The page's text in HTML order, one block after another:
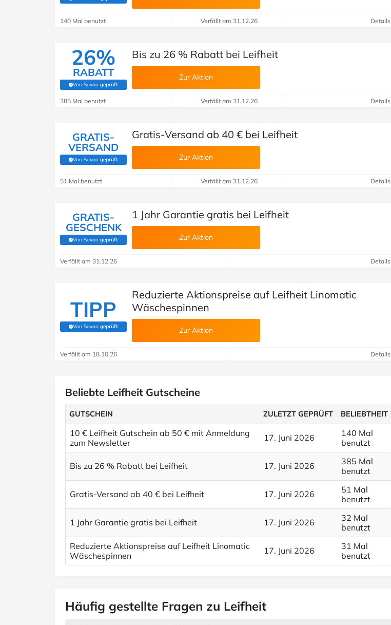
140 Mal benutzt Verfällt am 31.12.26 Details
26%
RABATT
Von Savoo geprüft
(Von Savoo geprüft)
Bis zu 26 % Rabatt bei Leifheit
Zur Aktion
385 Mal benutzt Verfällt am 31.12.26 Details
GRATIS-
VERSAND
Von Savoo geprüft
(Von Savoo geprüft)
Gratis-Versand ab 40 € bei Leifheit
Zur Aktion
51 Mal benutzt Verfällt am 31.12.26 Details
GRATIS-
GESCHENK
Von Savoo geprüft
(Von Savoo geprüft)
1 Jahr Garantie gratis bei Leifheit
Zur Aktion
Verfällt am 31.12.26 Details
TIPP
Von Savoo geprüft
(Von Savoo geprüft)
Reduzierte Aktionspreise auf Leifheit Linomatic
Wäschespinnen
Zur Aktion
Verfällt am 18.10.26 Details
Beliebte Leifheit Gutscheine
GUTSCHEIN ZULETZT GEPRÜFT BELIEBTHEIT
10 € Leifheit Gutschein ab 50 € mit Anmeldung
zum Newsletter
17. Juni 2026
140 Mal
benutzt
Bis zu 26 % Rabatt bei Leifheit 17. Juni 2026
385 Mal
benutzt
Gratis-Versand ab 40 € bei Leifheit 17. Juni 2026
51 Mal
benutzt
1 Jahr Garantie gratis bei Leifheit 17. Juni 2026
32 Mal
benutzt
Reduzierte Aktionspreise auf Leifheit Linomatic
Wäschespinnen
17. Juni 2026
31 Mal
benutzt
Häufig gestellte Fragen zu Leifheit